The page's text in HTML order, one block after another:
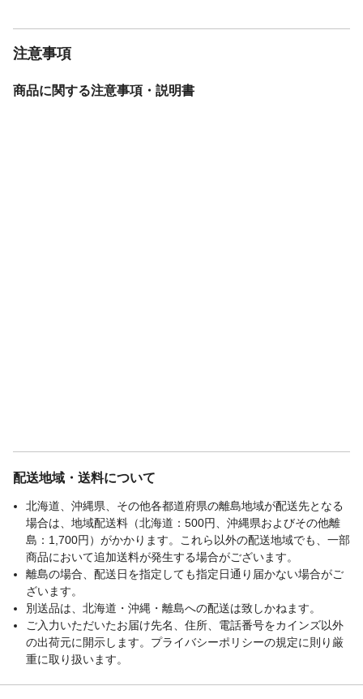
注意事項
商品に関する注意事項・説明書
配送地域・送料について
北海道、沖縄県、その他各都道府県の離島地域が配送先となる
場合は、地域配送料（北海道：500円、沖縄県およびその他離
島：1,700円）がかかります。これら以外の配送地域でも、一部
商品において追加送料が発生する場合がございます。
離島の場合、配送日を指定しても指定日通り届かない場合がご
ざいます。
別送品は、北海道・沖縄・離島への配送は致しかねます。
ご入力いただいたお届け先名、住所、電話番号をカインズ以外
の出荷元に開示します。プライバシーポリシーの規定に則り厳
重に取り扱います。